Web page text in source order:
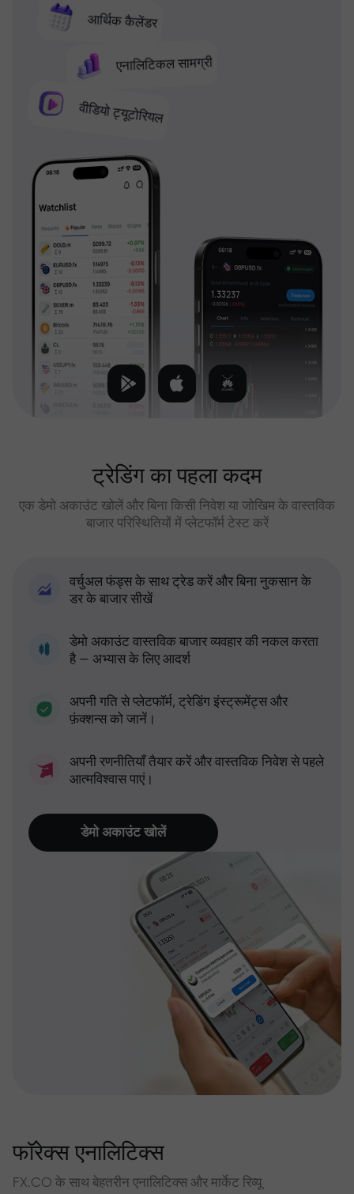
आर्थिक कैलेंडर
एनालिटिकल सामग्री
वीडियो ट्यूटोरियल
ट्रेडिंग का पहला कदम
एक डेमो अकाउंट खोलें और बिना किसी निवेश या जोखिम के वास्तविक
बाजार परिस्थितियों में प्लेटफॉर्म टेस्ट करें
वर्चुअल फंड्स के साथ ट्रेड करें और बिना नुकसान के
डर के बाजार सीखें
डेमो अकाउंट वास्तविक बाजार व्यवहार की नकल करता
है — अभ्यास के लिए आदर्श
अपनी गति से प्लेटफॉर्म, ट्रेडिंग इंस्ट्रूमेंट्स और
फ़ंक्शन्स को जानें।
अपनी रणनीतियाँ तैयार करें और वास्तविक निवेश से पहले
आत्मविश्वास पाएं।
डेमो अकाउंट खोलें
फॉरेक्स एनालिटिक्स
FX.CO के साथ बेहतरीन एनालिटिक्स और मार्केट रिव्यू